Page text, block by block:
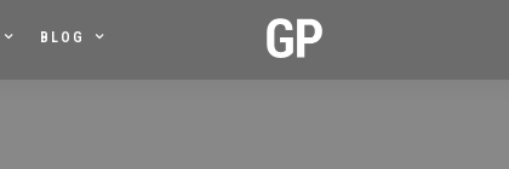
BLOG